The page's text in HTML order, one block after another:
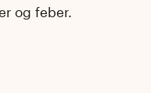
og feber.